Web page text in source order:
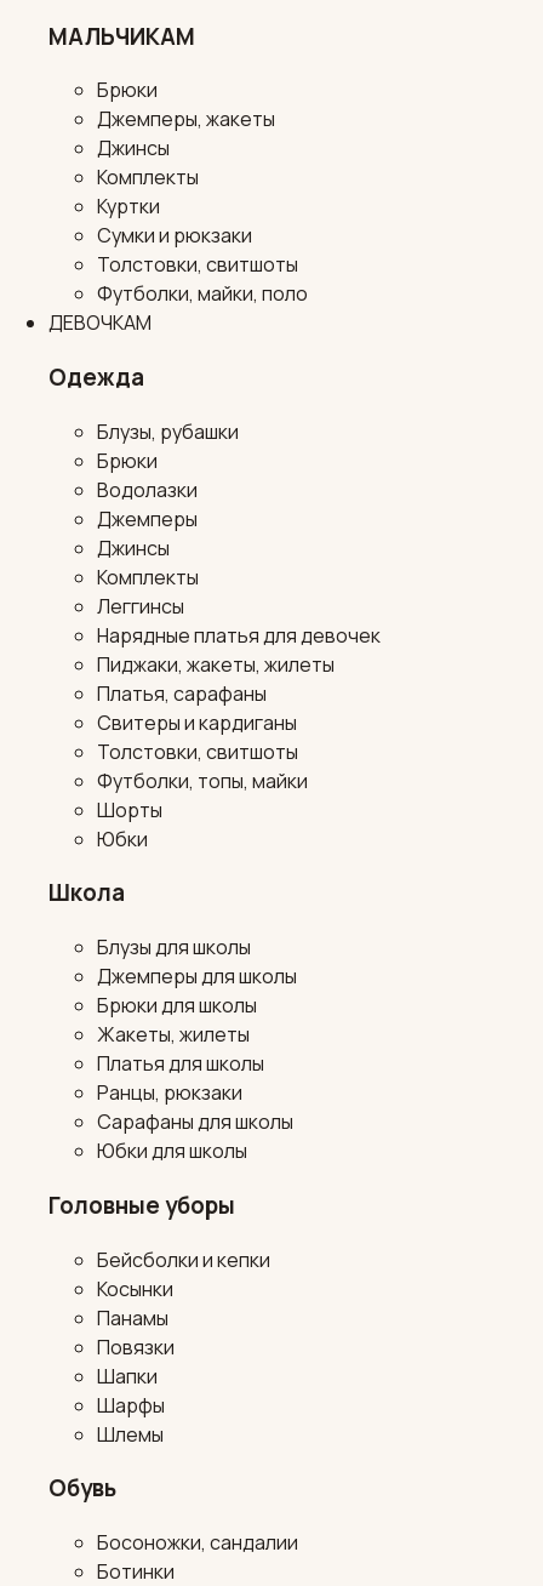
МАЛЬЧИКАМ
Брюки
Джемперы, жакеты
Джинсы
Комплекты
Куртки
Сумки и рюкзаки
Толстовки, свитшоты
Футболки, майки, поло
ДЕВОЧКАМ
Одежда
Блузы, рубашки
Брюки
Водолазки
Джемперы
Джинсы
Комплекты
Леггинсы
Нарядные платья для девочек
Пиджаки, жакеты, жилеты
Платья, сарафаны
Свитеры и кардиганы
Толстовки, свитшоты
Футболки, топы, майки
Шорты
Юбки
Школа
Блузы для школы
Джемперы для школы
Брюки для школы
Жакеты, жилеты
Платья для школы
Ранцы, рюкзаки
Сарафаны для школы
Юбки для школы
Головные уборы
Бейсболки и кепки
Косынки
Панамы
Повязки
Шапки
Шарфы
Шлемы
Обувь
Босоножки, сандалии
Ботинки